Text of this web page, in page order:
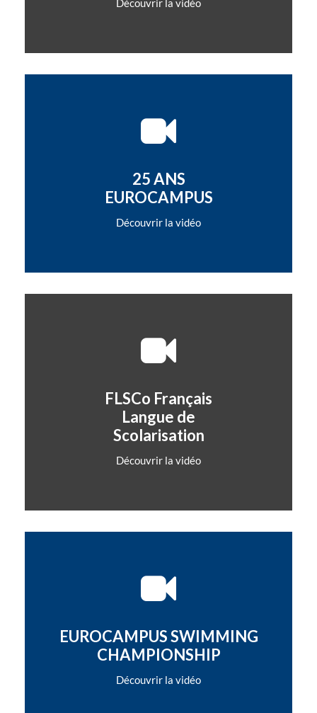
25 ANS
EUROCAMPUS
Découvrir la vidéo
FLSCo Français
Langue de
Scolarisation
Découvrir la vidéo
EUROCAMPUS SWIMMING
CHAMPIONSHIP
Découvrir la vidéo